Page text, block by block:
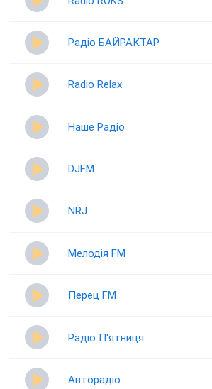
Радіо БАЙРАКТАР
Radio Relax
Наше Радіо
DJFM
NRJ
Мелодія FM
Перец FM
Радіо П‘ятниця
Авторадіо